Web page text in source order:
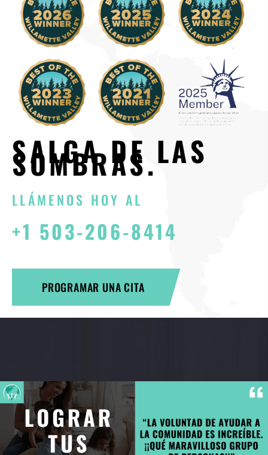
SALGA DE LAS
SOMBRAS.
LLÁMENOS HOY AL
+1 503-206-8414
PROGRAMAR UNA CITA